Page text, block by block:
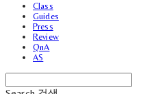
Class
Guides
Press
Review
QnA
AS